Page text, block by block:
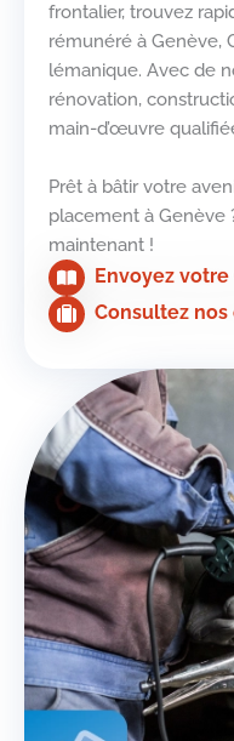
frontalier, trouvez
rémunéré à Genève,
lémanique. Avec de
rénovation,
main-d’œuvre
Prêt à bâtir votre
placement à Genève
maintenant !
Envoyez votre
Consultez nos